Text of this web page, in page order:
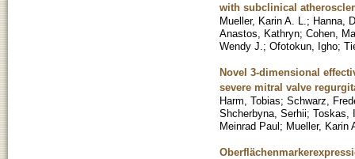
with subclinical
Mueller, Karin A. L. ; Hanna,
Anastos, Kathryn; Cohen,
Wendy J. ; Ofotokun, Igho;
Novel 3-dimensional
severe mitral valve
Harm, Tobias; Schwarz,
Shcherbyna, Serhii; Toskas,
Meinrad Paul; Mueller, Karin